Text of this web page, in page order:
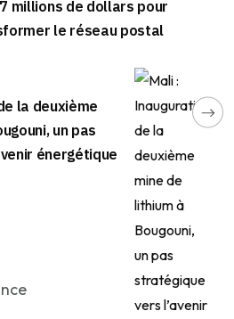
millions de dollars pour
le réseau postal
la deuxième
un pas
énergétique